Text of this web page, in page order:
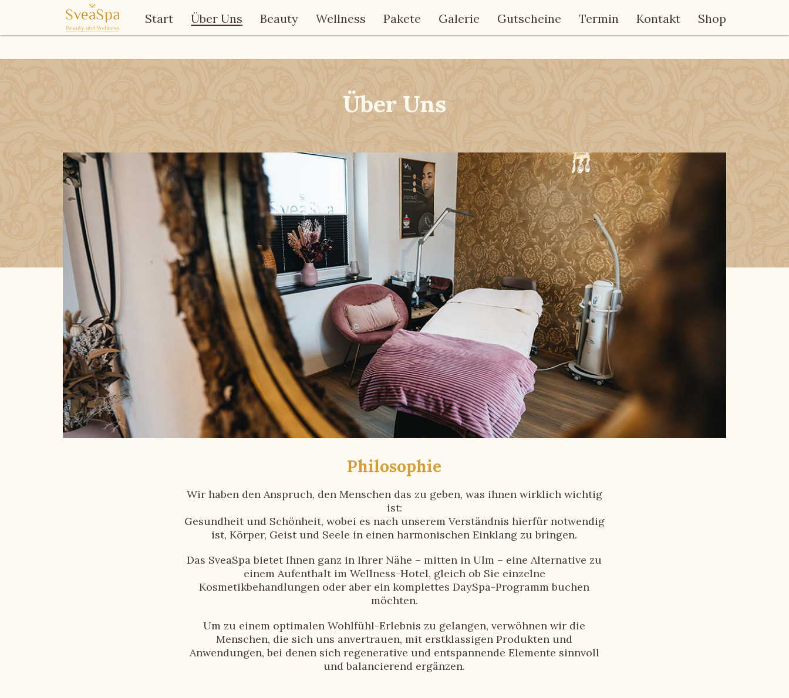
Start Über Uns Beauty Wellness Pakete Galerie Gutscheine Termin Kontakt Shop
Über Uns
Philosophie
Wir haben den Anspruch, den Menschen das zu geben, was ihnen wirklich wichtig
ist:
Gesundheit und Schönheit, wobei es nach unserem Verständnis hierfür notwendig
ist, Körper, Geist und Seele in einen harmonischen Einklang zu bringen.
Das SveaSpa bietet Ihnen ganz in Ihrer Nähe – mitten in Ulm – eine Alternative zu
einem Aufenthalt im Wellness-Hotel, gleich ob Sie einzelne
Kosmetikbehandlungen oder aber ein komplettes DaySpa-Programm buchen
möchten.
Um zu einem optimalen Wohlfühl-Erlebnis zu gelangen, verwöhnen wir die
Menschen, die sich uns anvertrauen, mit erstklassigen Produkten und
Anwendungen, bei denen sich regenerative und entspannende Elemente sinnvoll
und balancierend ergänzen.